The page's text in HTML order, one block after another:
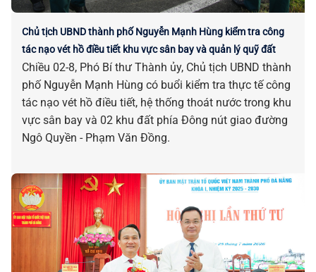
Chủ tịch UBND thành phố Nguyễn Mạnh Hùng kiểm tra công
tác nạo vét hồ điều tiết khu vực sân bay và quản lý quỹ đất
Chiều 02-8, Phó Bí thư Thành ủy, Chủ tịch UBND thành
phố Nguyễn Mạnh Hùng có buổi kiểm tra thực tế công
tác nạo vét hồ điều tiết, hệ thống thoát nước trong khu
vực sân bay và 02 khu đất phía Đông nút giao đường
Ngô Quyền - Phạm Văn Đồng.